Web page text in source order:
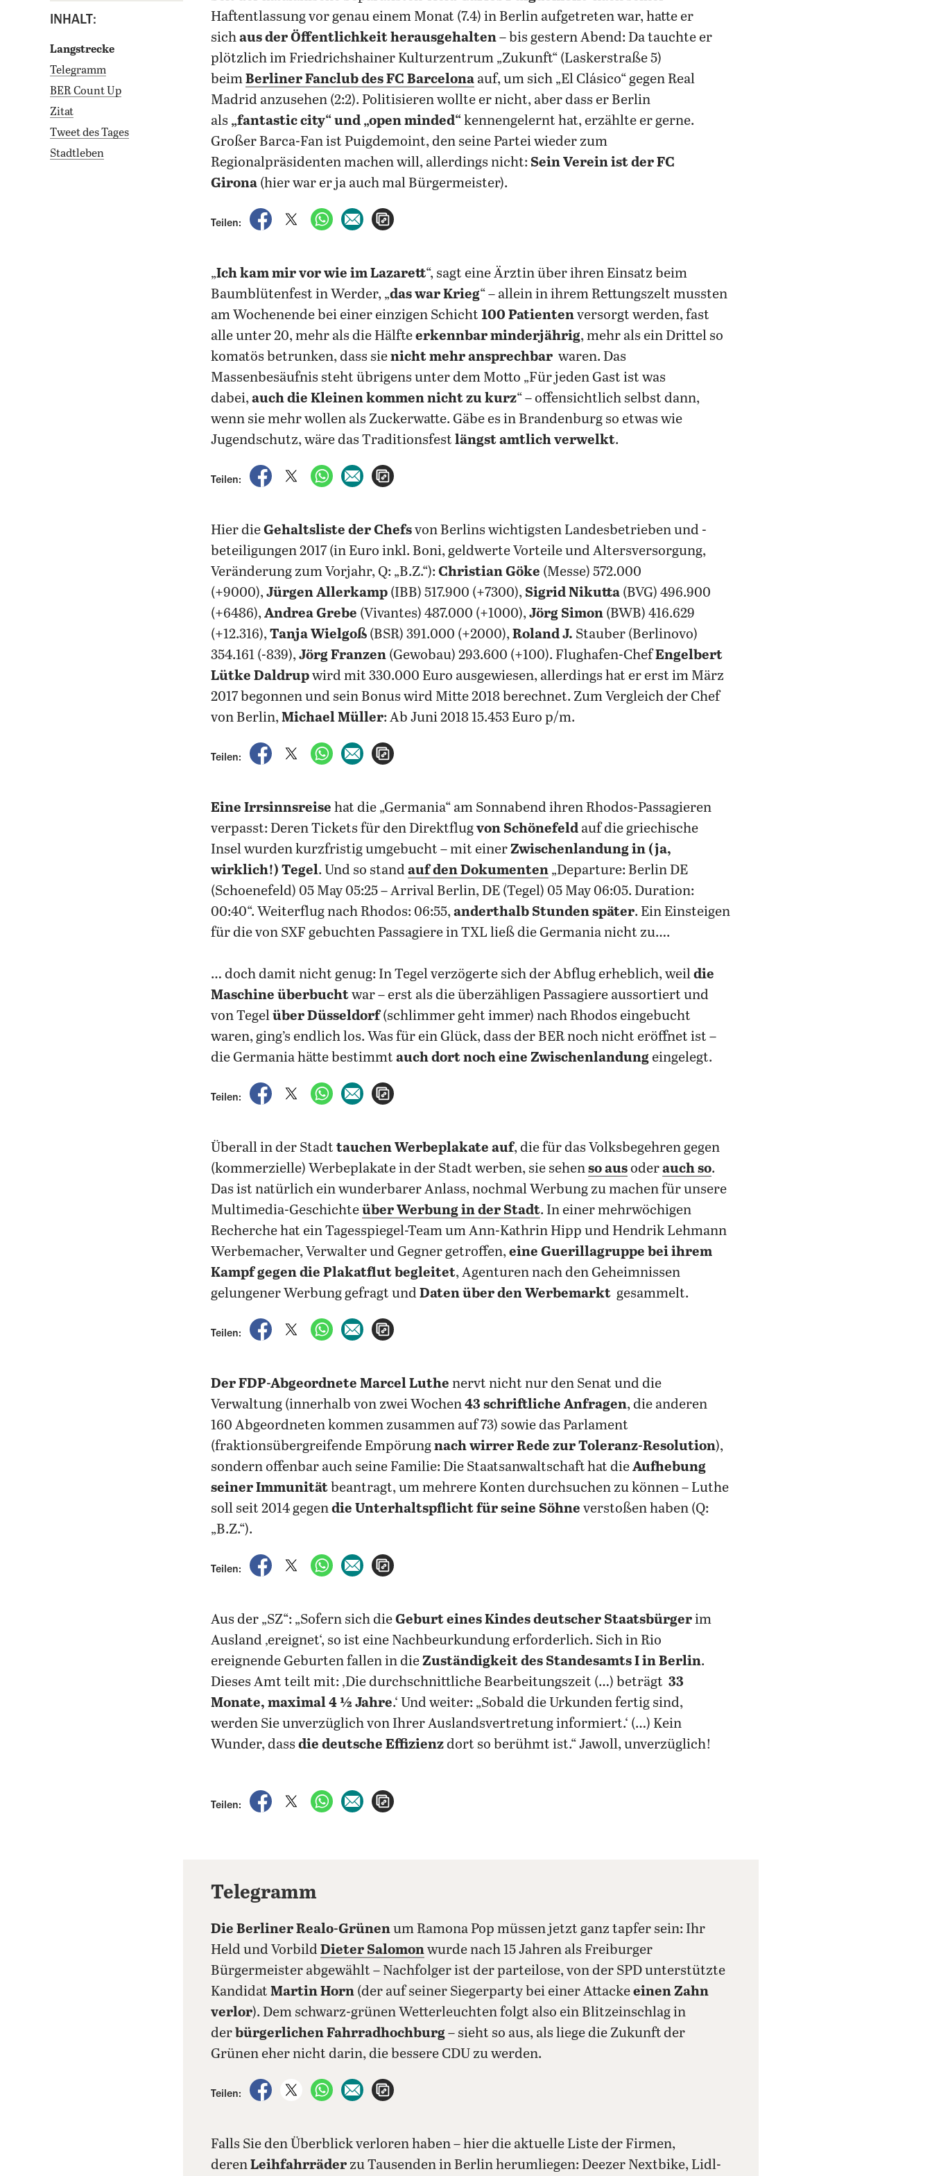
INHALT:
Langstrecke
Telegramm
BER Count Up
Zitat
Tweet des Tages
Stadtleben
Haftentlassung vor genau einem Monat (7.4) in Berlin aufgetreten war, hatte er
sichaus der Öffentlichkeit herausgehalten– bis gestern Abend: Da tauchte er
plötzlich im Friedrichshainer Kulturzentrum „Zukunft“ (Laskerstraße 5)
beimBerliner Fanclub des FC Barcelona auf, um sich „El Clásico“ gegen Real
Madrid anzusehen (2:2). Politisieren wollte er nicht, aber dass er Berlin
als „fantastic city“ und „open minded“kennengelernt hat, erzählte er gerne.
Großer Barca-Fan ist Puigdemoint, den seine Partei wieder zum
Regionalpräsidenten machen will, allerdings nicht: Sein Verein ist der FC
Girona (hier war er ja auch mal Bürgermeister).
Teilen:
auf Facebook teilen
auf X teilenper WhatsApp teilen
per E-Mail teilen
„Ich kam mir vorwie im Lazarett“, sagt eine Ärztin über ihren Einsatz beim
Baumblütenfest in Werder, „das war Krieg“ – allein in ihrem Rettungszelt mussten
am Wochenende bei einer einzigen Schicht 100 Patientenversorgt werden, fast
alle unter 20, mehr als die Hälfteerkennbar minderjährig, mehr als ein Drittel so
komatös betrunken, dass sienicht mehr ansprechbar waren. Das
Massenbesäufnis steht übrigens unter dem Motto „Für jeden Gast ist was
dabei,auch die Kleinen kommen nicht zu kurz“ – offensichtlich selbst dann,
wenn sie mehr wollen als Zuckerwatte. Gäbe es in Brandenburg so etwas wie
Jugendschutz, wäre das Traditionsfest längst amtlich verwelkt.
Teilen:
auf Facebook teilen
auf X teilenper WhatsApp teilen
per E-Mail teilen
Hier dieGehaltsliste der Chefsvon Berlins wichtigsten Landesbetrieben und -
beteiligungen 2017 (in Euro inkl. Boni, geldwerte Vorteile und Altersversorgung,
Veränderung zum Vorjahr, Q: „B.Z.“):Christian Göke (Messe) 572.000
(+9000),Jürgen Allerkamp (IBB) 517.900 (+7300), Sigrid Nikutta (BVG) 496.900
(+6486),Andrea Grebe (Vivantes) 487.000 (+1000),Jörg Simon (BWB) 416.629
(+12.316),Tanja Wielgoß (BSR) 391.000 (+2000),Roland J. Stauber (Berlinovo)
354.161 (-839),Jörg Franzen (Gewobau) 293.600 (+100). Flughafen-ChefEngelbert
Lütke Daldrupwird mit 330.000 Euro ausgewiesen, allerdings hat er erst im März
2017 begonnen und sein Bonus wird Mitte 2018 berechnet. Zum Vergleich der Chef
von Berlin,Michael Müller: Ab Juni 2018 15.453 Euro p/m.
Teilen:
auf Facebook teilen
auf X teilenper WhatsApp teilen
per E-Mail teilen
Eine Irrsinnsreise hat die „Germania“ am Sonnabend ihren Rhodos-Passagieren
verpasst: Deren Tickets für den Direktflugvon Schönefeld auf die griechische
Insel wurden kurzfristig umgebucht – mit einerZwischenlandung in (ja,
wirklich!) Tegel. Und so standauf den Dokumenten „Departure: Berlin DE
(Schoenefeld) 05 May 05:25 – Arrival Berlin, DE (Tegel) 05 May 06:05. Duration:
00:40“. Weiterflug nach Rhodos: 06:55,anderthalb Stunden später. Ein Einsteigen
für die von SXF gebuchten Passagiere in TXL ließ die Germania nicht zu….
… doch damit nicht genug: In Tegel verzögerte sich der Abflug erheblich, weildie
Maschine überbuchtwar – erst als die überzähligen Passagiere aussortiert und
von Tegelüber Düsseldorf(schlimmer geht immer) nach Rhodos eingebucht
waren, ging’s endlich los. Was für ein Glück, dass der BER noch nicht eröffnet ist –
die Germania hätte bestimmt auch dort noch eine Zwischenlandung eingelegt.
Teilen:
auf Facebook teilen
auf X teilenper WhatsApp teilen
per E-Mail teilen
Überall in der Stadt tauchen Werbeplakate auf, die für das Volksbegehren gegen
(kommerzielle) Werbeplakate in der Stadt werben, sie sehenso ausoderauch so.
Das ist natürlich ein wunderbarer Anlass, nochmal Werbung zu machen für unsere
Multimedia-Geschichteüber Werbung in der Stadt. In einer mehrwöchigen
Recherche hat ein Tagesspiegel-Team um Ann-Kathrin Hipp und Hendrik Lehmann
Werbemacher, Verwalter und Gegner getroffen,eine Guerillagruppe bei ihrem
Kampf gegen die Plakatflut begleitet, Agenturen nach den Geheimnissen
gelungener Werbung gefragt undDaten über den Werbemarkt gesammelt.
Teilen:
auf Facebook teilen
auf X teilenper WhatsApp teilen
per E-Mail teilen
Der FDP-Abgeordnete Marcel Luthe nervt nicht nur den Senat und die
Verwaltung (innerhalb von zwei Wochen43 schriftliche Anfragen, die anderen
160 Abgeordneten kommen zusammen auf 73) sowie das Parlament
(fraktionsübergreifende Empörungnach wirrer Rede zur Toleranz-Resolution),
sondern offenbar auch seine Familie: Die Staatsanwaltschaft hat dieAufhebung
seiner Immunität beantragt, um mehrere Konten durchsuchen zu können – Luthe
soll seit 2014 gegendie Unterhaltspflicht für seine Söhne verstoßen haben (Q:
„B.Z.“).
Teilen:
auf Facebook teilen
auf X teilenper WhatsApp teilen
per E-Mail teilen
Aus der „SZ“: „Sofern sich dieGeburt eines Kindes deutscher Staatsbürgerim
Ausland ‚ereignet‘, so ist eine Nachbeurkundung erforderlich. Sich in Rio
ereignende Geburten fallen in dieZuständigkeit des Standesamts I in Berlin.
Dieses Amt teilt mit: ‚Die durchschnittliche Bearbeitungszeit (…) beträgt 33
Monate, maximal 4 ½ Jahre.‘ Und weiter: „Sobald die Urkunden fertig sind,
werden Sie unverzüglich von Ihrer Auslandsvertretung informiert.‘ (…) Kein
Wunder, dassdie deutsche Effizienzdort so berühmt ist.“ Jawoll, unverzüglich!
Teilen:
auf Facebook teilen
auf X teilenper WhatsApp teilen
per E-Mail teilen
Telegramm
Die Berliner Realo-Grünenum Ramona Pop müssen jetzt ganz tapfer sein: Ihr
Held und VorbildDieter Salomonwurde nach 15 Jahren als Freiburger
Bürgermeister abgewählt – Nachfolger ist der parteilose, von der SPD unterstützte
Kandidat Martin Horn (der auf seiner Siegerparty bei einer Attackeeinen Zahn
verlor). Dem schwarz-grünen Wetterleuchten folgt also ein Blitzeinschlag in
derbürgerlichen Fahrradhochburg – sieht so aus, als liege die Zukunft der
Grünen eher nicht darin, die bessere CDU zu werden.
Teilen:
auf Facebook teilen
auf X teilenper WhatsApp teilen
per E-Mail teilen
Falls Sie den Überblick verloren haben – hier die aktuelle Liste der Firmen,
derenLeihfahrräder zu Tausenden in Berlin herumliegen: Deezer Nextbike, Lidl-